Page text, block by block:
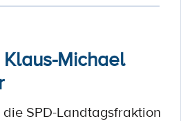
Klaus-Michael
SPD-Landtagsfraktion